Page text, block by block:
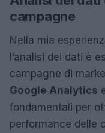
campagne
Nella mia
l’analisi dei dati è
campagne di
Google Analytics
fondamentali per
performance delle